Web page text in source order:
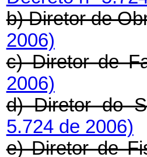
b) Diretor de
2006)
c) Diretor de
2006)
d) Diretor do
5.724 de 2006)
e) Diretor de